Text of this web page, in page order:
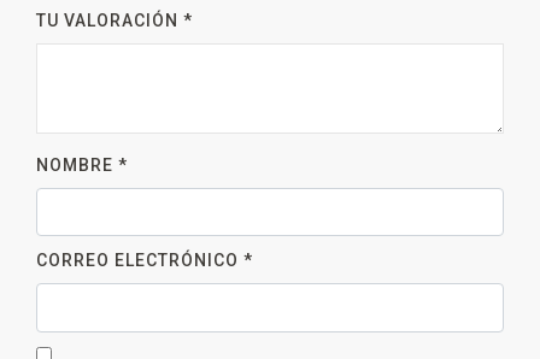
TU VALORACIÓN *
NOMBRE *
CORREO ELECTRÓNICO *